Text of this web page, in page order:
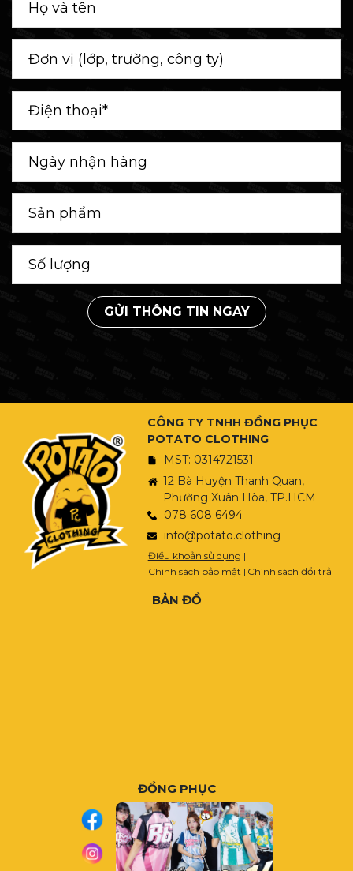
GỬI THÔNG TIN NGAY
CÔNG TY TNHH ĐỒNG PHỤC
POTATO CLOTHING
MST: 0314721531
12 Bà Huyện Thanh Quan,
Phường Xuân Hòa, TP.HCM
078 608 6494
info@potato.clothing
Điều khoản sử dụng |
Chính sách bảo mật | Chính sách đổi trả
BẢN ĐỒ
ĐỒNG PHỤC